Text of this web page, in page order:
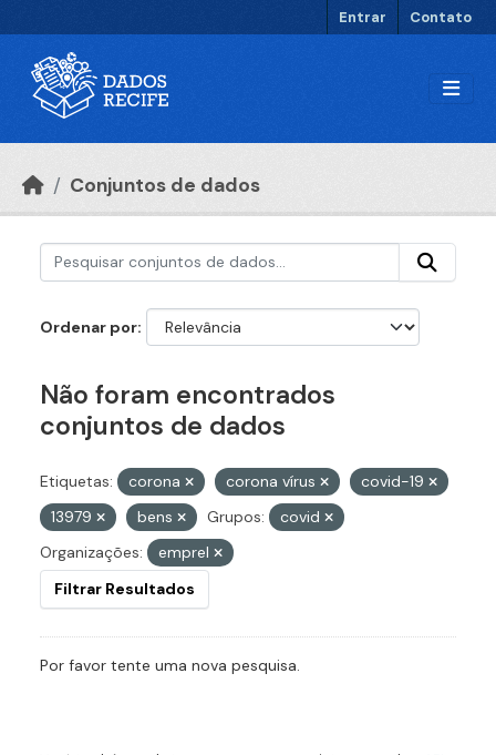
Entrar Contato
Conjuntos de dados
Ordenar por
Não foram encontrados
conjuntos de dados
Etiquetas: corona corona vírus
covid-19
13979
bens Grupos:
covid
Organizações:
emprel
Filtrar Resultados
Por favor tente uma nova pesquisa.